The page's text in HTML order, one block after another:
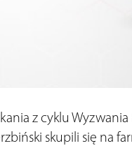
z cyklu
skupili się na